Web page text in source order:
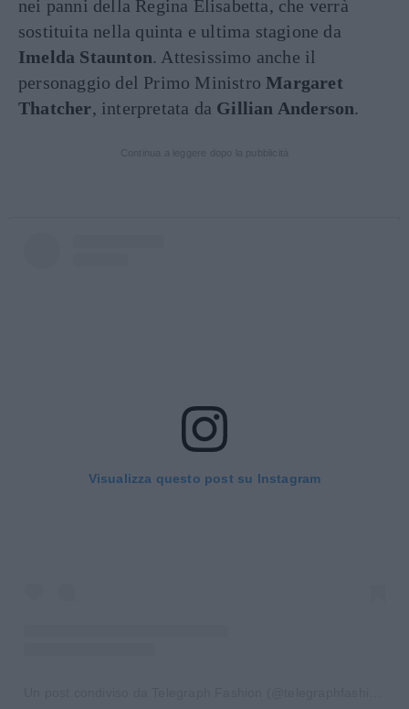
nei panni della Regina Elisabetta, che verrà
sostituita nella quinta e ultima stagione da
Imelda Staunton. Attesissimo anche il
personaggio del Primo MinistroMargaret
Thatcher, interpretata da Gillian Anderson.
Visualizza questo post su Instagram